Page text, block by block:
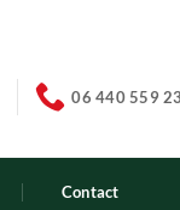
06 440 559 23
Contact